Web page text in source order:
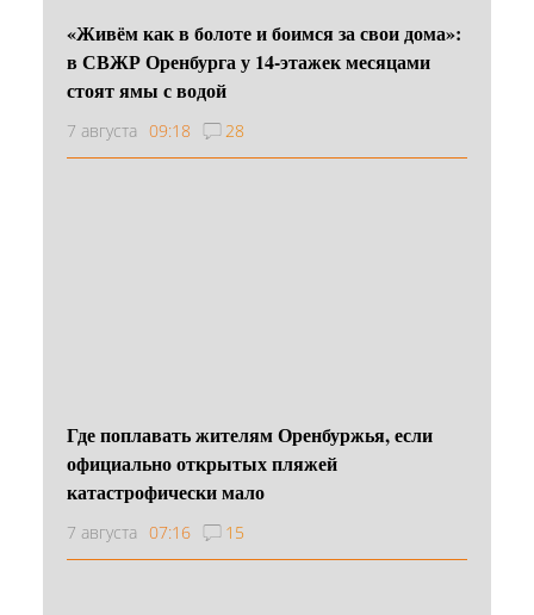
«Живём как в болоте и боимся за свои дома»:
в СВЖР Оренбурга у 14-этажек месяцами
стоят ямы с водой
7 августа 09:18 28
Где поплавать жителям Оренбуржья, если
официально открытых пляжей
катастрофически мало
7 августа 07:16 15